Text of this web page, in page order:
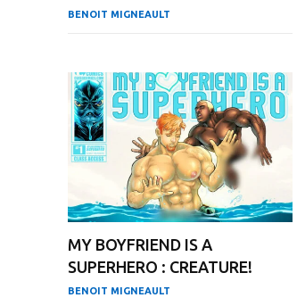
BENOIT MIGNEAULT
MY BOYFRIEND IS A
SUPERHERO : CREATURE!
BENOIT MIGNEAULT